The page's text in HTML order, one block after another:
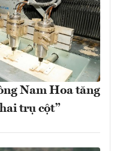
Nam Hoa tăng
trụ cột”